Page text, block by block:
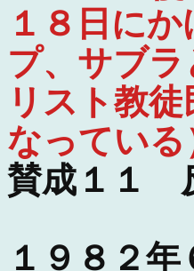
１８日に
プ、サブ
リスト教
なっている
賛成１１
１９８２